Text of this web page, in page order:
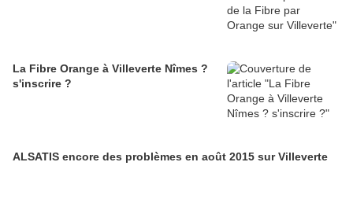
La Fibre Orange à Villeverte Nîmes ?
s'inscrire ?
ALSATIS encore des problèmes en août 2015 sur Villeverte